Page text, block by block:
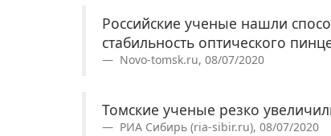
Российские ученые нашли
стабильность оптического
Novo-tomsk.ru, 08/07/2020
Томские ученые резко
РИА Сибирь (ria-sibir.ru), 08/07/2020